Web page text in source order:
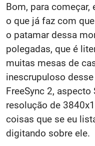
Bom, para
o que já faz com
o patamar dessa
polegadas, que é
muitas mesas de
inescrupuloso
FreeSync 2,
resolução de
coisas que se eu
digitando sobre ele.